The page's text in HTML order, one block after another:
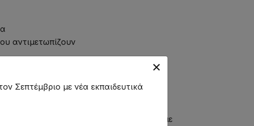
αντιμετωπίζουν
με ή χωρίς εργασιακή εμπειρία και με
Σεπτέμβριο με νέα εκπαιδευτικά